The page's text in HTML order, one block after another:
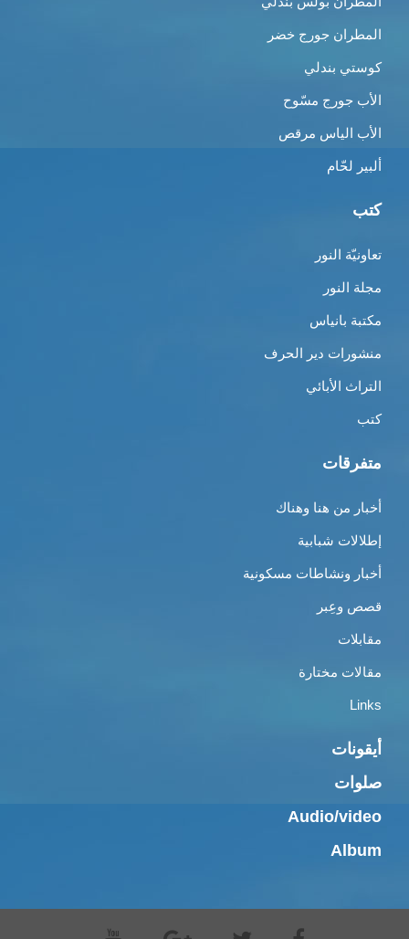
المطران جورج خضر
كوستي بندلي
الأب جورج مسّوح
الأب الياس مرقص
ألبير لحّام
كتب
تعاونيّة النور
مجلة النور
مكتبة بانياس
منشورات دير الحرف
التراث الأبائي
كتب
متفرقات
أخبار من هنا وهناك
إطلالات شبابية
أخبار ونشاطات مسكونية
قصص وعِبر
مقابلات
مقالات مختارة
Links
أيقونات
صلوات
Audio/video
Album